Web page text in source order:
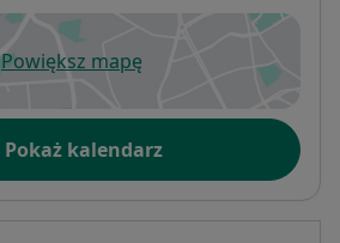
Powiększ mapęotwiera się w nowej karcie
Pokaż kalendarz